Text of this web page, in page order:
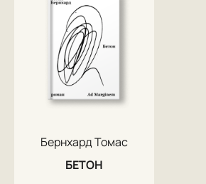
Бернхард Томас
БЕТОН